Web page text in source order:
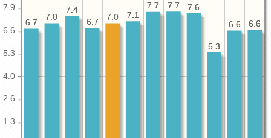
1.3
2.6
4.0
5.3
6.6
7.9
6.6
6.6
5.3
7.6
7.7
7.7
7.1
6.7
7.4
7.0
6.7 6.6
6.6
5.3
7.6
7.7
7.7
7.1
7.0
6.7
7.4
7.0
6.7